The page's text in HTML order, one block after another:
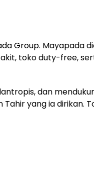
Group. Mayapada
toko duty-free,
dan
Tahir yang ia dirikan.